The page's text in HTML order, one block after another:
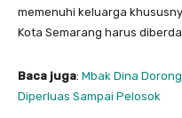
memenuhi keluarga
Kota Semarang harus
Baca juga: Mbak Dina
Diperluas Sampai Pelosok